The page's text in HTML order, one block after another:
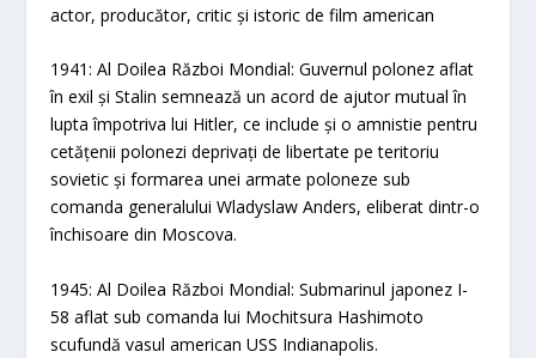
actor, producător, critic și istoric de film american
1941: Al Doilea Război Mondial: Guvernul polonez aflat
în exil și Stalin semnează un acord de ajutor mutual în
lupta împotriva lui Hitler, ce include și o amnistie pentru
cetățenii polonezi deprivați de libertate pe teritoriu
sovietic și formarea unei armate poloneze sub
comanda generalului Wladyslaw Anders, eliberat dintr-o
închisoare din Moscova.
1945: Al Doilea Război Mondial: Submarinul japonez I-
58 aflat sub comanda lui Mochitsura Hashimoto
scufundă vasul american USS Indianapolis.